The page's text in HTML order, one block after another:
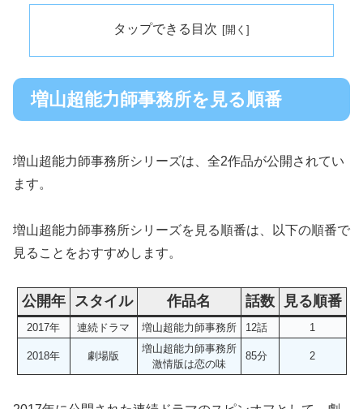
タップできる目次
増山超能力師事務所を見る順番
増山超能力師事務所シリーズは、全2作品が公開されてい
ます。
増山超能力師事務所シリーズを見る順番は、以下の順番で
見ることをおすすめします。
公開年 スタイル 作品名 話数 見る順番
2017年 連続ドラマ 増山超能力師事務所 12話 1
2018年 劇場版
増山超能力師事務所
激情版は恋の味
85分 2